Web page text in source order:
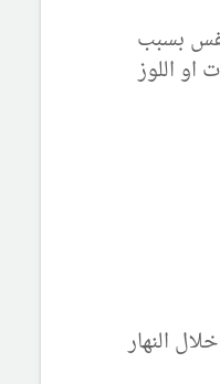
بسبب
او اللوز
النهار